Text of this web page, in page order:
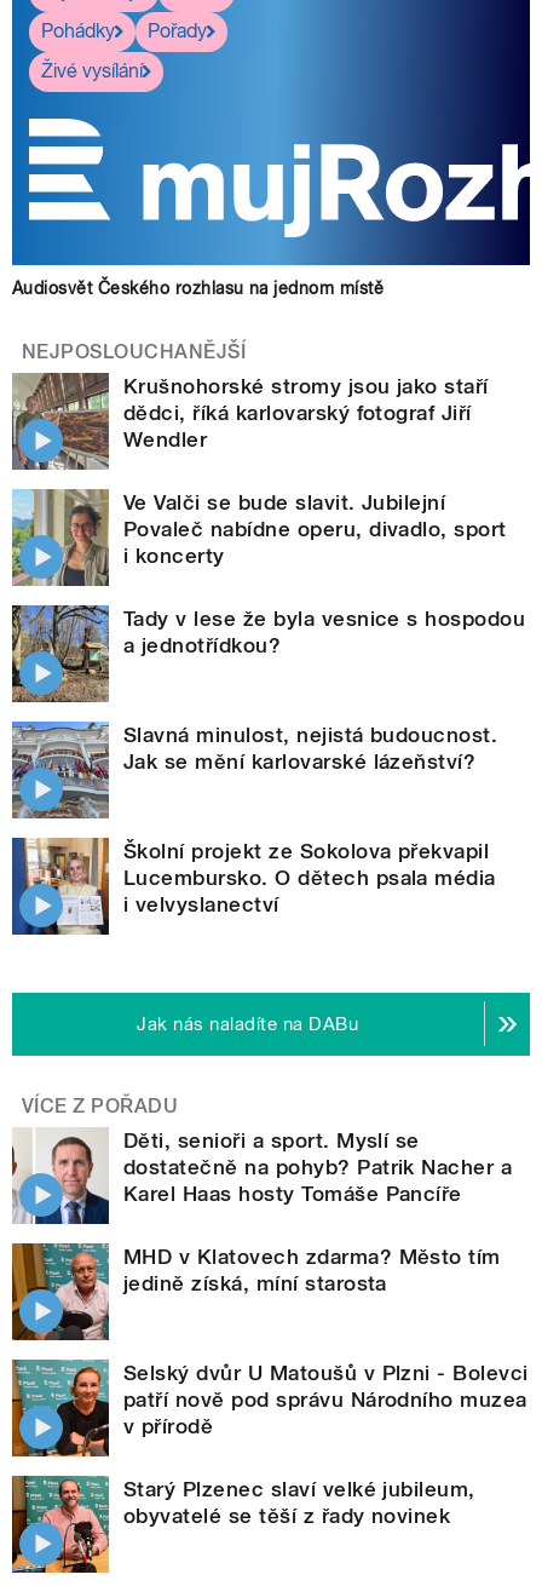
Pohádky
Pořady
Živé vysílání
Audiosvět Českého rozhlasu na jednom místě
NEJPOSLOUCHANĚJŠÍ
Krušnohorské stromy jsou jako staří
dědci, říká karlovarský fotograf Jiří
Wendler
Ve Valči se bude slavit. Jubilejní
Povaleč nabídne operu, divadlo, sport
i koncerty
Tady v lese že byla vesnice s hospodou
a jednotřídkou?
Slavná minulost, nejistá budoucnost.
Jak se mění karlovarské lázeňství?
Školní projekt ze Sokolova překvapil
Lucembursko. O dětech psala média
i velvyslanectví
Jak nás naladíte na DABu
VÍCE Z POŘADU
Děti, senioři a sport. Myslí se
dostatečně na pohyb? Patrik Nacher a
Karel Haas hosty Tomáše Pancíře
MHD v Klatovech zdarma? Město tím
jedině získá, míní starosta
Selský dvůr U Matoušů v Plzni - Bolevci
patří nově pod správu Národního muzea
v přírodě
Starý Plzenec slaví velké jubileum,
obyvatelé se těší z řady novinek